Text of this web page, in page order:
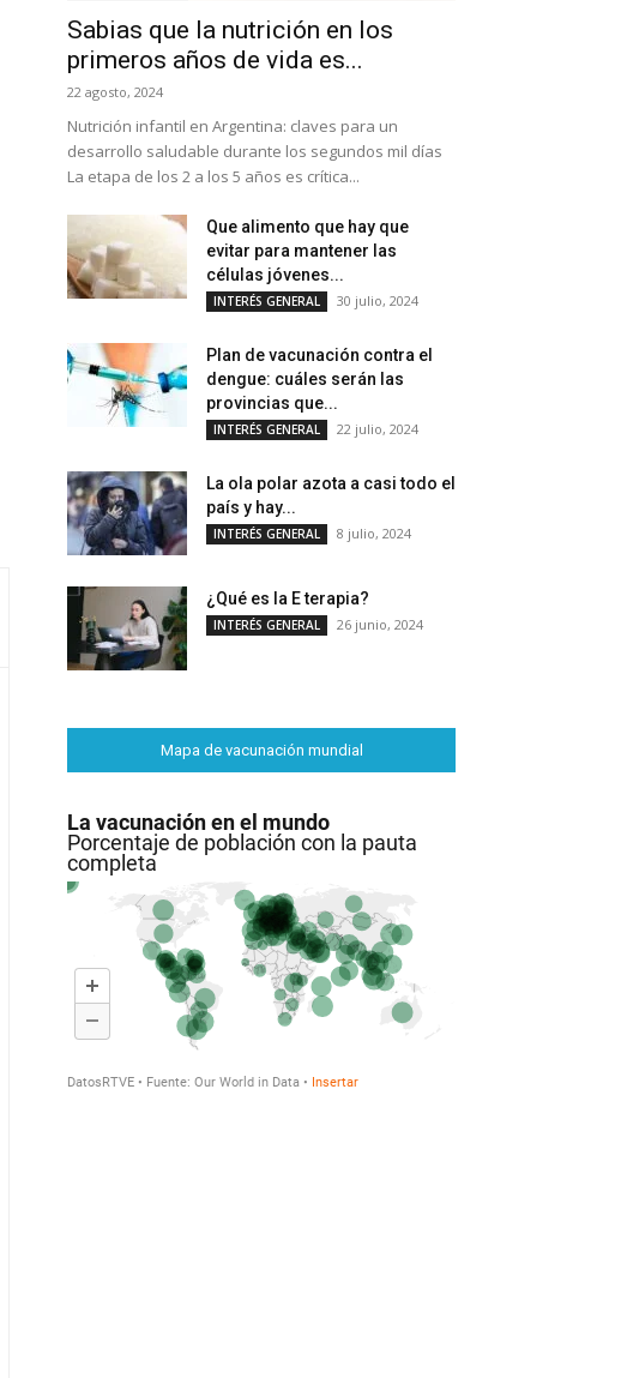
Sabias que la nutrición en los
primeros años de vida es...
22 agosto, 2024
Nutrición infantil en Argentina: claves para un
desarrollo saludable durante los segundos mil días
La etapa de los 2 a los 5 años es crítica...
Que alimento que hay que
evitar para mantener las
células jóvenes...
INTERÉS GENERAL 30 julio, 2024
Plan de vacunación contra el
dengue: cuáles serán las
provincias que...
INTERÉS GENERAL 22 julio, 2024
La ola polar azota a casi todo el
país y hay...
INTERÉS GENERAL 8 julio, 2024
¿Qué es la E terapia?
INTERÉS GENERAL 26 junio, 2024
Mapa de vacunación mundial